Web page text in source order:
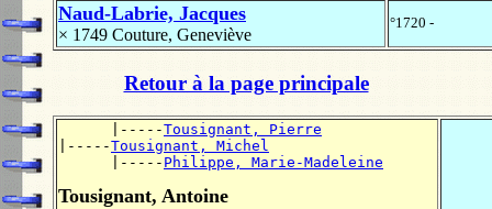
Naud-Labrie, Jacques
× 1749 Couture, Geneviève
°1720 -
Retour à la page principale
      |-----
Tousignant, Pierre
|-----Tousignant, Michel
      |-----
Philippe, Marie-Madeleine
Tousignant, Antoine